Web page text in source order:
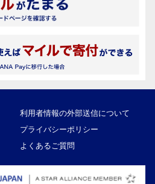
利用者情報の外部送信について
プライバシーポリシー
よくあるご質問